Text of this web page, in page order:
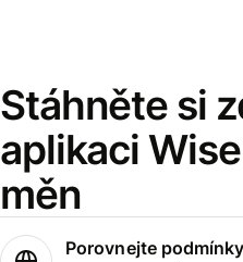
Stáhněte si
aplikaci
měn
Porovnejte